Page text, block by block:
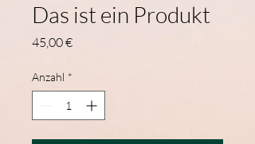
Das ist ein Produkt
45,00 €Preis
Anzahl *